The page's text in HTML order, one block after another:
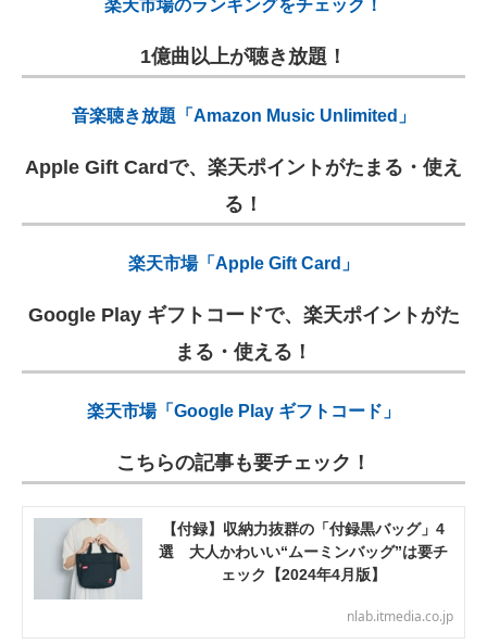
楽天市場のランキングをチェック！
1億曲以上が聴き放題！
音楽聴き放題「Amazon Music Unlimited」
Apple Gift Cardで、楽天ポイントがたまる・使え
る！
楽天市場「Apple Gift Card」
Google Play ギフトコードで、楽天ポイントがた
まる・使える！
楽天市場「Google Play ギフトコード」
こちらの記事も要チェック！
【付録】収納力抜群の「付録黒バッグ」4
選 大人かわいい“ムーミンバッグ”は要チ
ェック【2024年4月版】
nlab.itmedia.co.jp